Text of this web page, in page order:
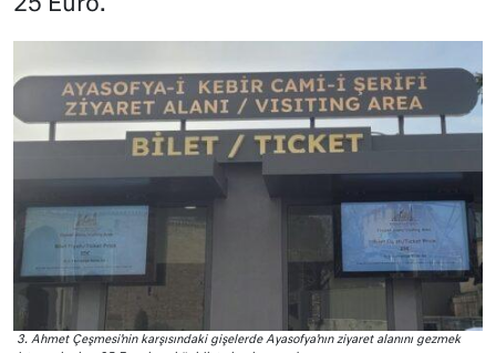
3. Ahmet Çeşmesi’nin karşısındaki gişelerde Ayasofya’nın ziyaret alanını gezmek